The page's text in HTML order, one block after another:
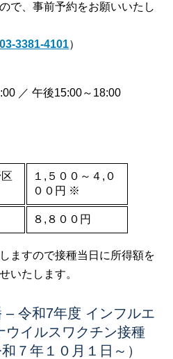
で、事前予約をお願いいたし
03-3381-4101）
／ 午後15:00～18:00
１,５００～４,０
００円 ※
８,８００円
ますので接種当日に所得額を
いたします。
– 令和7年度 インフルエ
ウイルスワクチン接種
７年１０月１日～）